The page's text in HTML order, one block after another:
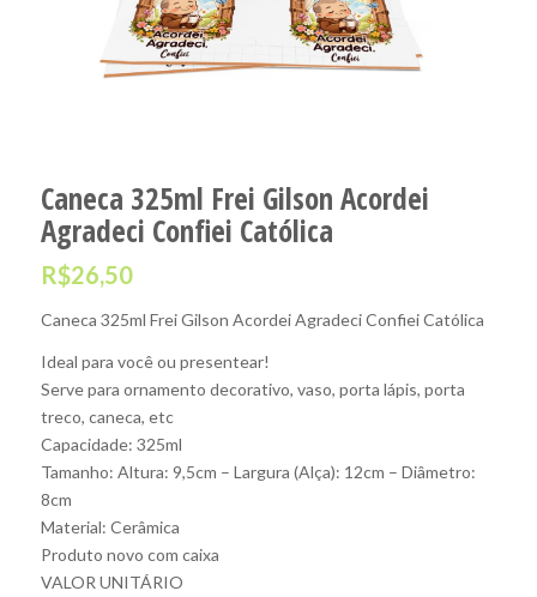
Caneca 325ml Frei Gilson Acordei
Agradeci Confiei Católica
R$26,50
Caneca 325ml Frei Gilson Acordei Agradeci Confiei Católica
Ideal para você ou presentear!
Serve para ornamento decorativo, vaso, porta lápis, porta
treco, caneca, etc
Capacidade: 325ml
Tamanho: Altura: 9,5cm – Largura (Alça): 12cm – Diâmetro:
8cm
Material: Cerâmica
Produto novo com caixa
VALOR UNITÁRIO